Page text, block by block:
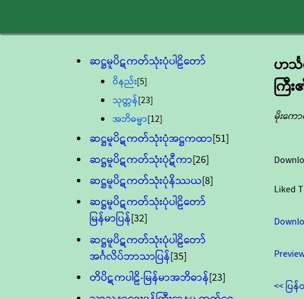
ဆဋ္ဌမူပိဋကတ်သုံးပုံပါဠိတော်
ဝိနည်း[5]
သုတ္တန်[23]
အဘိဓမ္မာ[12]
ဆဋ္ဌမူပိဋကတ်သုံးပုံအဋ္ဌကထာ[51]
ဆဋ္ဌမူပိဋကတ်သုံးပုံဋီကာ[26]
ဆဋ္ဌမူပိဋကတ်သုံးပုံနိဿယ[8]
ဆဋ္ဌမူပိဋကတ်သုံးပုံပါဠိတော်
မြန်မာပြန်[32]
ဆဋ္ဌမူပိဋကတ်သုံးပုံပါဠိတော်
အင်္ဂလိပ်ဘာသာပြန်[35]
တိပိဋကပါဠိ-မြန်မာအဘိဓာန်[23]
ဟင်္
ကြီး
မိုးကေ
Liked
<< ပ